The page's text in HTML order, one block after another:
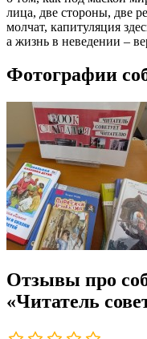
лица, две стороны, две
молчат, капитуляция
а жизнь в неведении –
Фотографии
Отзывы про
«Читатель